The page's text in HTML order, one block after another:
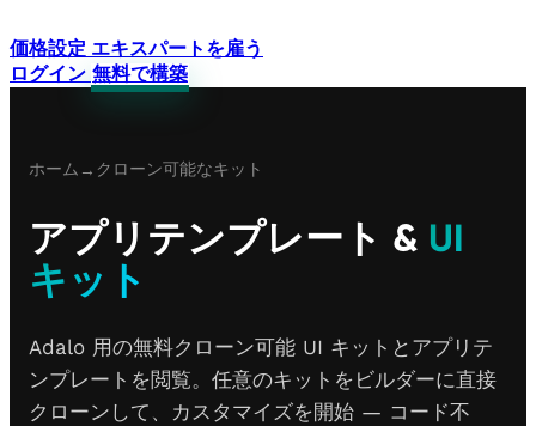
価格設定 エキスパートを雇う
ログイン 無料で構築
ホーム → クローン可能なキット
アプリテンプレート & UI
キット
Adalo 用の無料クローン可能 UI キットとアプリテ
ンプレートを閲覧。任意のキットをビルダーに直接
クローンして、カスタマイズを開始 — コード不